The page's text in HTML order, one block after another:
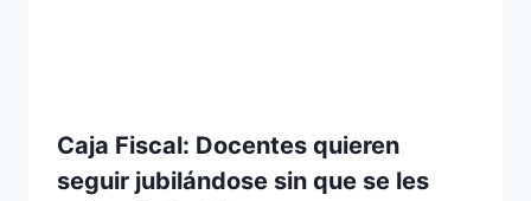
Caja Fiscal: Docentes quieren
seguir jubilándose sin que se les